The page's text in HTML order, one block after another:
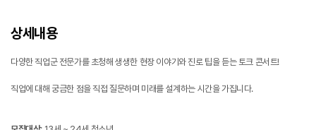
상세내용
다양한 직업군 전문가를 초청해 생생한 현장 이야기와 진로 팁을 듣는 토크 콘서트!
직업에 대해 궁금한 점을 직접 질문하며 미래를 설계하는 시간을 가집니다.